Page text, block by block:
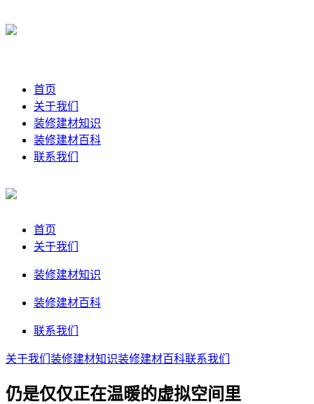
首页
关于我们
装修建材知识
装修建材百科
联系我们
首页
关于我们
装修建材知识
装修建材百科
联系我们
关于我们 装修建材知识装修建材百科联系我们
仍是仅仅正在温暖的虚拟空间里